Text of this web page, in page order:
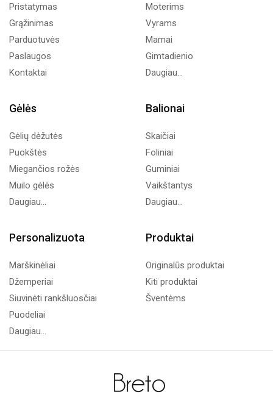
Pristatymas
Grąžinimas
Parduotuvės
Paslaugos
Kontaktai
Moterims
Vyrams
Mamai
Gimtadienio
Daugiau...
Gėlės
Gėlių dėžutės
Puokštės
Miegančios rožės
Muilo gėlės
Daugiau...
Balionai
Skaičiai
Foliniai
Guminiai
Vaikštantys
Daugiau...
Personalizuota
Marškinėliai
Džemperiai
Siuvinėti rankšluosčiai
Puodeliai
Daugiau...
Produktai
Originalūs produktai
Kiti produktai
Šventėms